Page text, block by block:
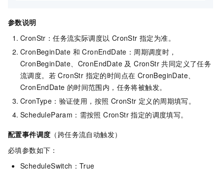
参数说明
CronStr：任务流实际调度以 CronStr 指定为准。
CronBeginDate 和 CronEndDate：周期调度时，
CronBeginDate、CronEndDate 及 CronStr 共同定义了任务
流调度。若 CronStr 指定的时间点在 CronBeginDate、
CronEndDate 的时间范围内，任务将被触发。
CronType：验证使用，按照 CronStr 定义的周期填写。
ScheduleParam：需按照 CronStr 指定的调度填写。
配置事件调度 （跨任务流自动触发）
必填参数如下：
ScheduleSwitch：True